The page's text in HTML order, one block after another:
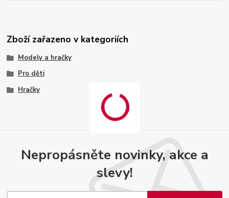
Zboží zařazeno v kategoriích
Modely a hračky
Pro děti
Hračky
Nepropásněte novinky, akce a
slevy!